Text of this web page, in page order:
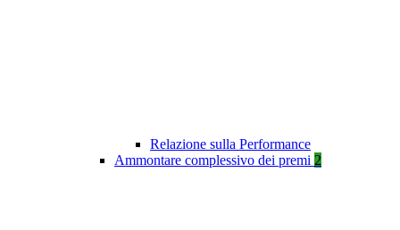
Relazione sulla Performance
Ammontare complessivo dei premi 2